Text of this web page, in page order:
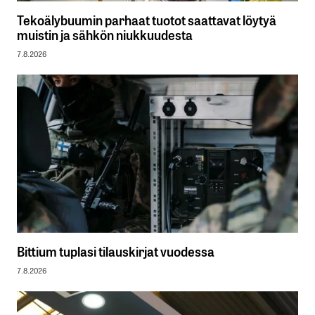
Tekoälybuumin parhaat tuotot saattavat löytyä
muistin ja sähkön niukkuudesta
7.8.2026
Bittium tuplasi tilauskirjat vuodessa
7.8.2026